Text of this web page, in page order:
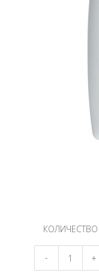
КОЛИЧЕСТВО
- +